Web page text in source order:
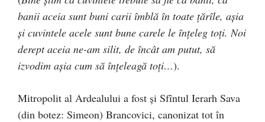
banii aceia sunt buni carii îmblă în toate ţărîle, aşia
şi cuvintele acele sunt bune carele le înţeleg toţi. Noi
derept aceia ne-am silit, de încât am putut, să
izvodim aşia cum să înţeleagă toţi…).
Mitropolit al Ardealului a fost și Sfîntul Ierarh Sava
(din botez: Simeon) Brancovici, canonizat tot în